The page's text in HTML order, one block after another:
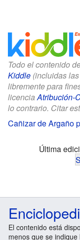
Todo el contenido
Kiddle (incluidas
libremente para
licencia Atribución-
lo contrario. Citar
Cañizar de Argaño
Última
El contenido está
menos que se